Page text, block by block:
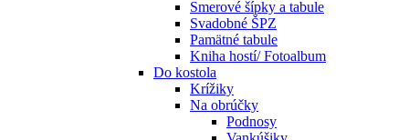
Smerové šípky a tabule
Svadobné ŠPZ
Pamätné tabule
Kniha hostí/ Fotoalbum
Do kostola
Krížiky
Na obrúčky
Podnosy